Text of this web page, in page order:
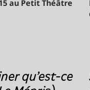
au Petit Théâtre
qu'est-ce